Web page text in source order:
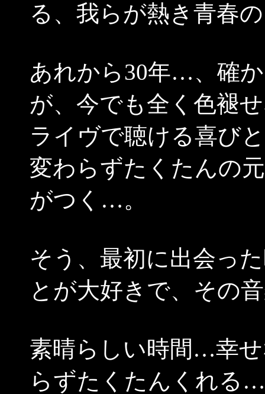
る、我らが熱き青春
あれから30年…、確
が、今でも全く色褪
ライヴで聴ける喜び
変わらずたくたんの
がつく…。
そう、最初に出会っ
とが大好きで、その
素晴らしい時間…幸
らずたくたんくれる